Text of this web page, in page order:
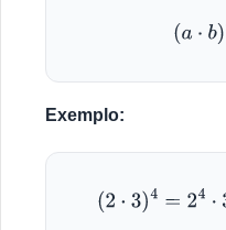
( a⋅b
Exemplo:
(2 3) 4=2 4 ⋅